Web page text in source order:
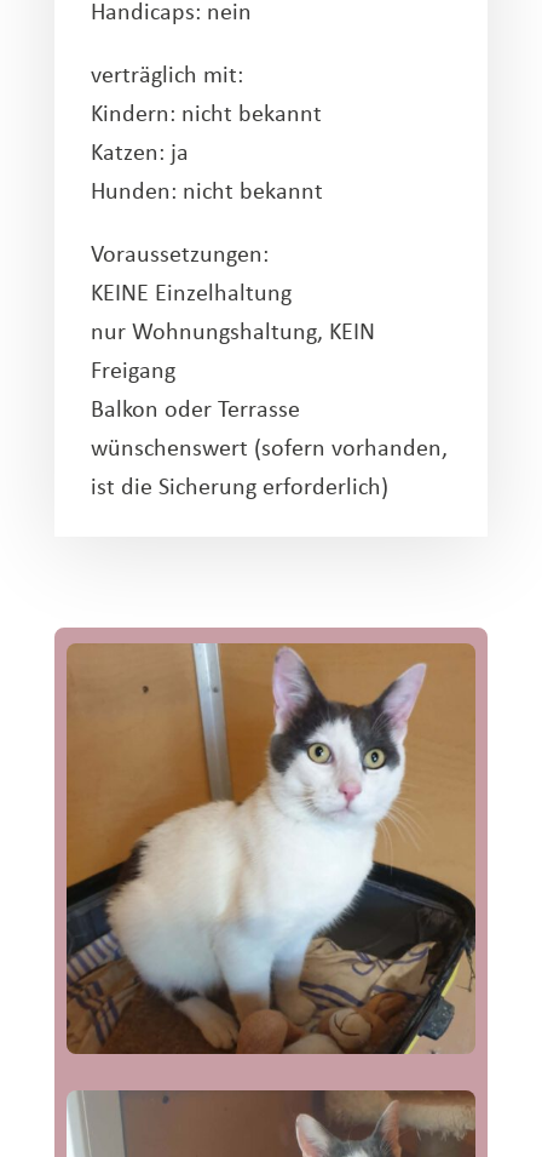
Handicaps: nein
verträglich mit:
Kindern: nicht bekannt
Katzen: ja
Hunden: nicht bekannt
Voraussetzungen:
KEINE Einzelhaltung
nur Wohnungshaltung, KEIN
Freigang
Balkon oder Terrasse
wünschenswert (sofern vorhanden,
ist die Sicherung erforderlich)